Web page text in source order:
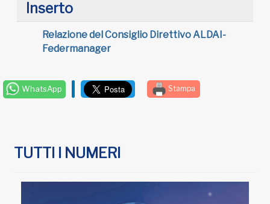
Inserto
Relazione del Consiglio Direttivo ALDAI-
Federmanager
WhatsApp Stampa
TUTTI I NUMERI